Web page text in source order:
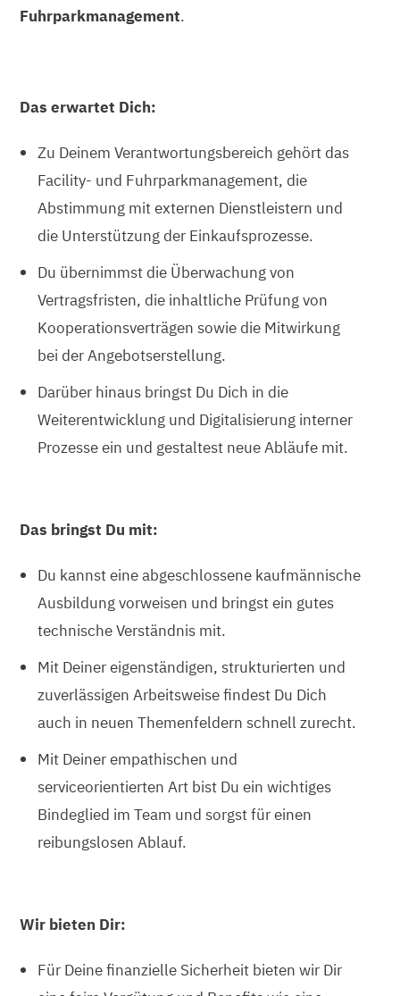
Fuhrparkmanagement.
Das erwartet Dich:
Zu Deinem Verantwortungsbereich gehört das
Facility- und Fuhrparkmanagement, die
Abstimmung mit externen Dienstleistern und
die Unterstützung der Einkaufsprozesse.
Du übernimmst die Überwachung von
Vertragsfristen, die inhaltliche Prüfung von
Kooperationsverträgen sowie die Mitwirkung
bei der Angebotserstellung.
Darüber hinaus bringst Du Dich in die
Weiterentwicklung und Digitalisierung interner
Prozesse ein und gestaltest neue Abläufe mit.
Das bringst Du mit:
Du kannst eine abgeschlossene kaufmännische
Ausbildung vorweisen und bringst ein gutes
technische Verständnis mit.
Mit Deiner eigenständigen, strukturierten und
zuverlässigen Arbeitsweise findest Du Dich
auch in neuen Themenfeldern schnell zurecht.
Mit Deiner empathischen und
serviceorientierten Art bist Du ein wichtiges
Bindeglied im Team und sorgst für einen
reibungslosen Ablauf.
Wir bieten Dir:
Für Deine finanzielle Sicherheit bieten wir Dir